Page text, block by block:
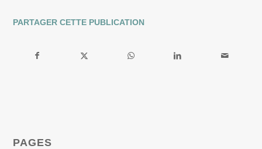
PARTAGER CETTE PUBLICATION
PAGES